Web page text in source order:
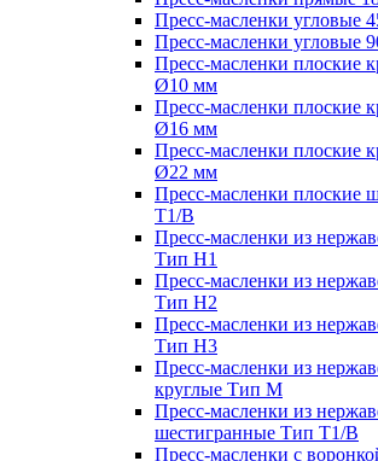
Пресс-масленки угловые
Пресс-масленки угловые
Пресс-масленки плоские
Ø10 мм
Пресс-масленки плоские
Ø16 мм
Пресс-масленки плоские
Ø22 мм
Пресс-масленки плоские
T1/B
Пресс-масленки из
Тип H1
Пресс-масленки из
Тип H2
Пресс-масленки из
Тип H3
Пресс-масленки из
круглые Тип M
Пресс-масленки из
шестигранные Тип T1/B
Пресс-масленки с